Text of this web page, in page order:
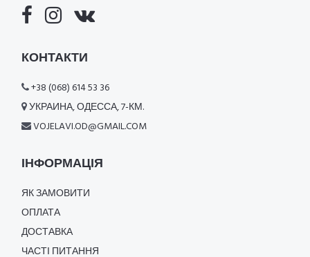
КОНТАКТИ
+38 (068) 614 53 36
УКРАИНА, ОДЕССА, 7-КМ.
VOJELAVI.OD@GMAIL.COM
ІНФОРМАЦІЯ
ЯК ЗАМОВИТИ
ОПЛАТА
ДОСТАВКА
ЧАСТІ ПИТАННЯ